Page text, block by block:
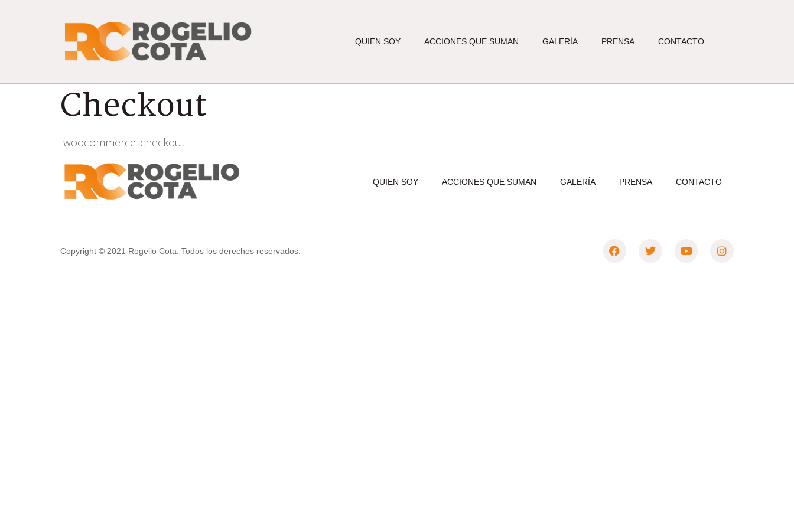
QUIEN SOY ACCIONES QUE SUMAN GALERÍA PRENSA CONTACTO
Checkout
[woocommerce_checkout]
QUIEN SOY ACCIONES QUE SUMAN GALERÍA PRENSA CONTACTO
Copyright © 2021 Rogelio Cota. Todos los derechos reservados.